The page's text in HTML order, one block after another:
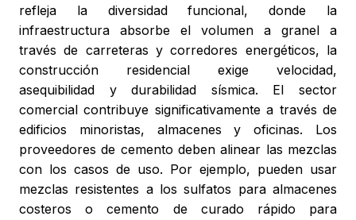
refleja la diversidad funcional, donde la
infraestructura absorbe el volumen a granel a
través de carreteras y corredores energéticos, la
construcción residencial exige velocidad,
asequibilidad y durabilidad sísmica. El sector
comercial contribuye significativamente a través de
edificios minoristas, almacenes y oficinas. Los
proveedores de cemento deben alinear las mezclas
con los casos de uso. Por ejemplo, pueden usar
mezclas resistentes a los sulfatos para almacenes
costeros o cemento de curado rápido para